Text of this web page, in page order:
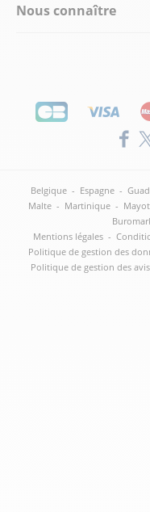
Nous connaître
Belgique - Espagne -
Malte - Martinique -
Mentions légales -
Politique de gestion des
Politique de gestion des